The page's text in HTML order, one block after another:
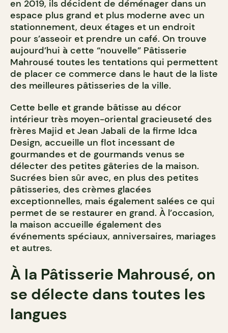
en 2019, ils décident de déménager dans un
espace plus grand et plus moderne avec un
stationnement, deux étages et un endroit
pour s’asseoir et prendre un café. On trouve
aujourd’hui à cette “nouvelle” Pâtisserie
Mahrousé toutes les tentations qui permettent
de placer ce commerce dans le haut de la liste
des meilleures pâtisseries de la ville.
Cette belle et grande bâtisse au décor
intérieur très moyen-oriental gracieuseté des
frères Majid et Jean Jabali de la firme Idca
Design, accueille un flot incessant de
gourmandes et de gourmands venus se
délecter des petites gâteries de la maison.
Sucrées bien sûr avec, en plus des petites
pâtisseries, des crèmes glacées
exceptionnelles, mais également salées ce qui
permet de se restaurer en grand. À l’occasion,
la maison accueille également des
événements spéciaux, anniversaires, mariages
et autres.
À la Pâtisserie Mahrousé, on
se délecte dans toutes les
langues